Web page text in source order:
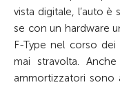
vista digitale, l’auto
se con un hardware
F-Type nel corso dei
mai stravolta.
ammortizzatori sono